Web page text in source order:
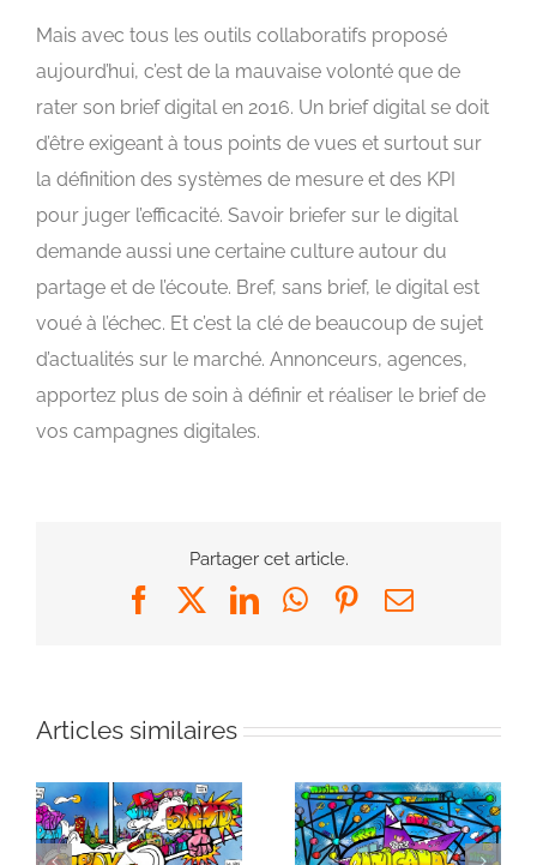
Mais avec tous les outils collaboratifs proposé
aujourd’hui, c’est de la mauvaise volonté que de
rater son brief digital en 2016. Un brief digital se doit
d’être exigeant à tous points de vues et surtout sur
la définition des systèmes de mesure et des KPI
pour juger l’efficacité. Savoir briefer sur le digital
demande aussi une certaine culture autour du
partage et de l’écoute. Bref, sans brief, le digital est
voué à l’échec. Et c’est la clé de beaucoup de sujet
d’actualités sur le marché. Annonceurs, agences,
apportez plus de soin à définir et réaliser le brief de
vos campagnes digitales.
Partager cet article.
FacebookLinkedInWhatsApp
Pinterest
Email
Articles similaires